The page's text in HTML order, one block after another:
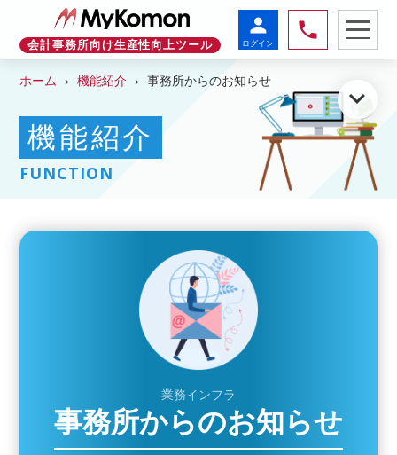
会計事務所向け生産性向上ツール
person
ログイン
phone
ホーム 機能紹介 事務所からのお知らせ
機能紹介
FUNCTION
keyboard_arrow_down
業務インフラ
事務所からのお知らせ